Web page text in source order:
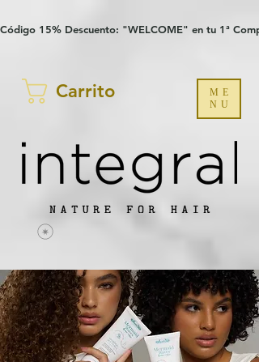
Código 15% Descuento: "WELCOME" en tu 1ª
Carrito
ME
NU